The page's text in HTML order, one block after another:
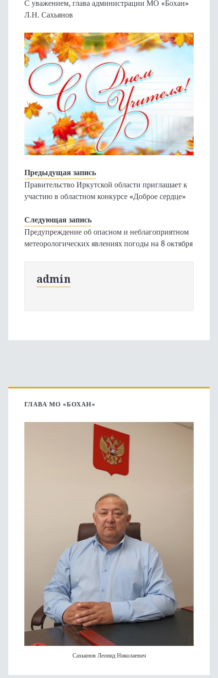
С уважением, глава администрации МО «Бохан»
Л.Н. Сахьянов
Предыдущая запись
Правительство Иркутской области приглашает к
участию в областном конкурсе «Доброе сердце»
Следующая запись
Предупреждение об опасном и неблагоприятном
метеорологических явлениях погоды на 8 октября
admin
Основная
боковая
ГЛАВА МО «БОХАН»
Сахьянов Леонид Николаевич